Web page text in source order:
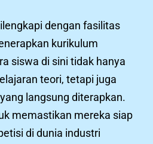
dengan fasilitas
kurikulum
siswa di sini tidak hanya
teori, tetapi juga
langsung diterapkan.
memastikan mereka siap
di dunia industri